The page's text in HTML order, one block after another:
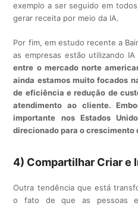
exemplo a ser seguido em
gerar receita por meio da IA.
Por fim, em estudo recente a
as empresas estão utilizando
entre o mercado norte
ainda estamos muito focados
de eficiência e redução de
atendimento ao cliente.
importante nos Estados
direcionado para o crescimento
4) Compartilhar Criar e
Outra tendência que está
o fato de que as pessoas